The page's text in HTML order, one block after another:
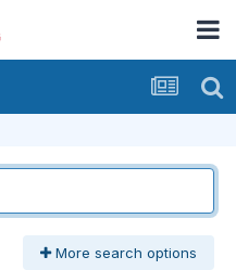
More search options